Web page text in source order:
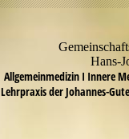
Hans-
Allgemeinmedizin I
Lehrpraxis der Johannes-